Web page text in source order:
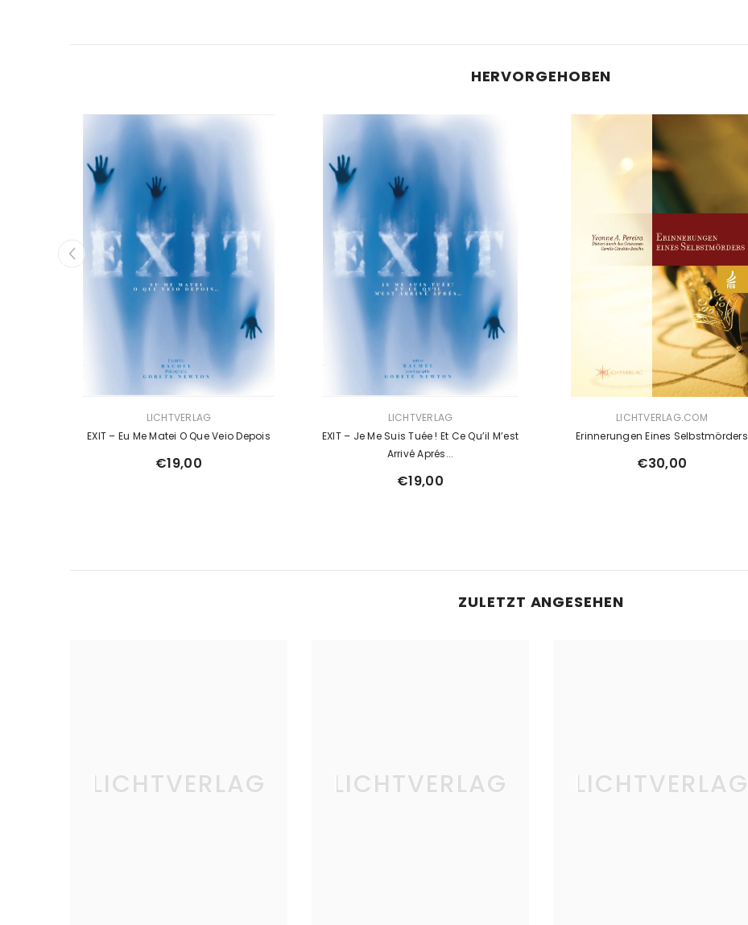
HERVORGEHOBEN
LICHTVERLAG
EXIT – Eu Me Matei O Que Veio Depois
€19,00
LICHTVERLAG
EXIT – Je Me Suis Tuée ! Et Ce Qu’il M’est
Arrivé Aprés...
€19,00
VERKÄUFERIN:LICHTVERLAG.COM
Erinnerungen Eines Selbstmörders
€30,00
ZULETZT ANGESEHEN
LICHTVERLAG LICHTVERLAG LICHTVERLAG